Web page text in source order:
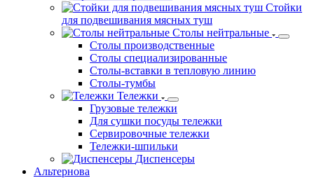
для подвешивания мясных туш
Столы нейтральные
Столы производственные
Столы специализированные
Столы-вставки в тепловую линию
Столы-тумбы
Тележки
Грузовые тележки
Для сушки посуды тележки
Сервировочные тележки
Тележки-шпильки
Диспенсеры
Альтернова
Оборудование для раздачи